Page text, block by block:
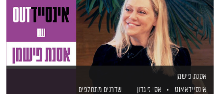
אסנת פישמן
אינסיידאאוט
אסי זיגדון שדרנים מתחלפים